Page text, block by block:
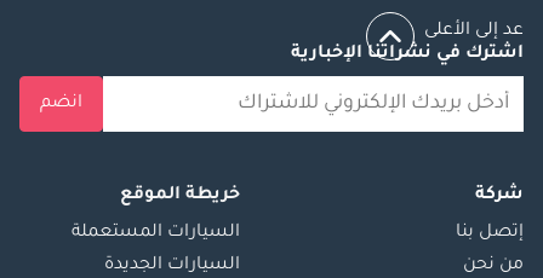
عد إلى الأعلى
اشترك في نشراتنا الإخبارية
انضم
شركة
إتصل بنا
من نحن
خريطة الموقع
السيارات المستعملة
السيارات الجديدة